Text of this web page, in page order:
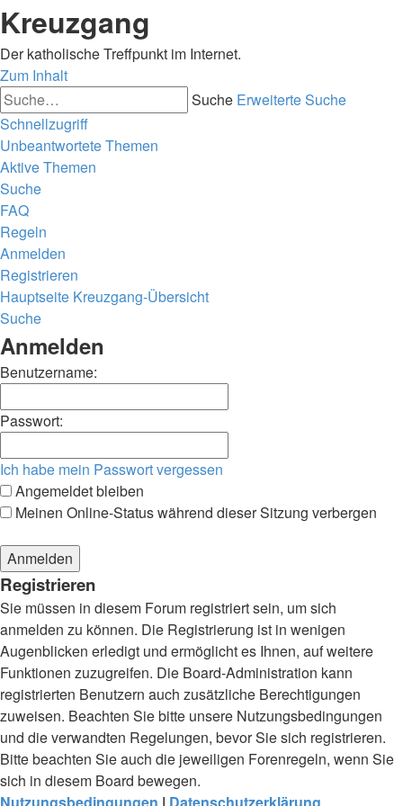
Kreuzgang
Der katholische Treffpunkt im Internet.
Zum Inhalt
Suche Erweiterte Suche
Schnellzugriff
Unbeantwortete Themen
Aktive Themen
Suche
FAQ
Regeln
Anmelden
Registrieren
Hauptseite Kreuzgang-Übersicht
Suche
Anmelden
Benutzername:
Passwort:
Ich habe mein Passwort vergessen
Angemeldet bleiben
Meinen Online-Status während dieser Sitzung verbergen
Registrieren
Sie müssen in diesem Forum registriert sein, um sich
anmelden zu können. Die Registrierung ist in wenigen
Augenblicken erledigt und ermöglicht es Ihnen, auf weitere
Funktionen zuzugreifen. Die Board-Administration kann
registrierten Benutzern auch zusätzliche Berechtigungen
zuweisen. Beachten Sie bitte unsere Nutzungsbedingungen
und die verwandten Regelungen, bevor Sie sich registrieren.
Bitte beachten Sie auch die jeweiligen Forenregeln, wenn Sie
sich in diesem Board bewegen.